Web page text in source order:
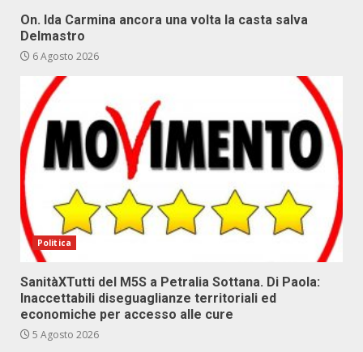
On. Ida Carmina ancora una volta la casta salva
Delmastro
6 Agosto 2026
Politica
SanitàXTutti del M5S a Petralia Sottana. Di Paola:
Inaccettabili diseguaglianze territoriali ed
economiche per accesso alle cure
5 Agosto 2026